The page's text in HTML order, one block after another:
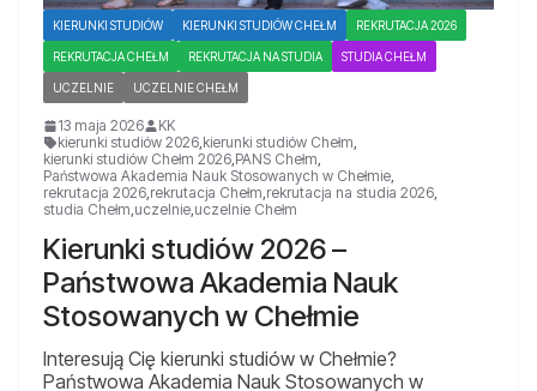
KIERUNKI STUDIÓW KIERUNKI STUDIÓW CHEŁM REKRUTACJA 2026
REKRUTACJA CHEŁM REKRUTACJA NA STUDIA STUDIA CHEŁM
UCZELNIE UCZELNIE CHEŁM
13 maja 2026
KK
kierunki studiów 2026,kierunki studiów Chełm,
kierunki studiów Chełm 2026,PANS Chełm,
Państwowa Akademia Nauk Stosowanych w Chełmie,
rekrutacja 2026,rekrutacja Chełm,rekrutacja na studia 2026,
studia Chełm,uczelnie,uczelnie Chełm
Kierunki studiów 2026 –
Państwowa Akademia Nauk
Stosowanych w Chełmie
Interesują Cię kierunki studiów w Chełmie?
Państwowa Akademia Nauk Stosowanych w